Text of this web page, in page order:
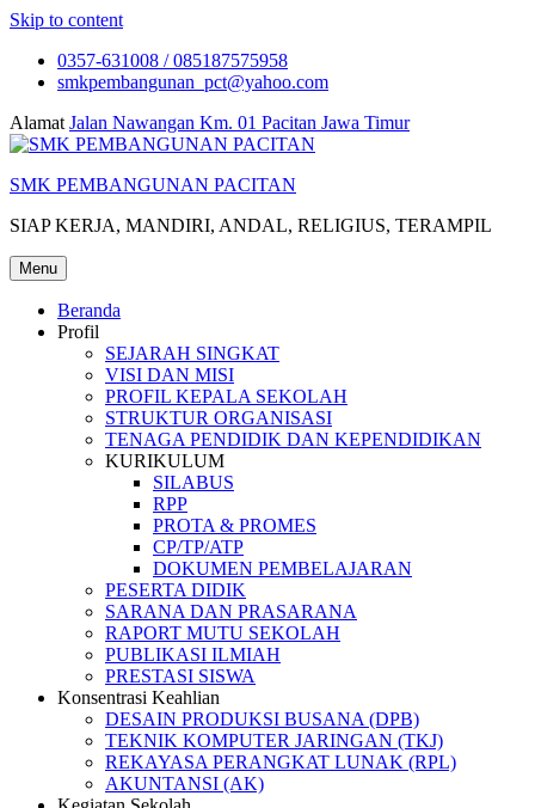
Skip to content
0357-631008 / 085187575958
smkpembangunan_pct@yahoo.com
Alamat Jalan Nawangan Km. 01 Pacitan Jawa Timur
SMK PEMBANGUNAN PACITAN
SIAP KERJA, MANDIRI, ANDAL, RELIGIUS, TERAMPIL
Menu
Beranda
Profil
SEJARAH SINGKAT
VISI DAN MISI
PROFIL KEPALA SEKOLAH
STRUKTUR ORGANISASI
TENAGA PENDIDIK DAN KEPENDIDIKAN
KURIKULUM
SILABUS
RPP
PROTA & PROMES
CP/TP/ATP
DOKUMEN PEMBELAJARAN
PESERTA DIDIK
SARANA DAN PRASARANA
RAPORT MUTU SEKOLAH
PUBLIKASI ILMIAH
PRESTASI SISWA
Konsentrasi Keahlian
DESAIN PRODUKSI BUSANA (DPB)
TEKNIK KOMPUTER JARINGAN (TKJ)
REKAYASA PERANGKAT LUNAK (RPL)
AKUNTANSI (AK)